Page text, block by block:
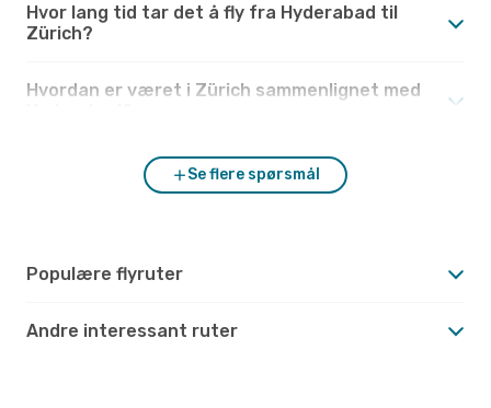
Hvor lang tid tar det å fly fra Hyderabad til
Zürich?
Hvordan er været i Zürich sammenlignet med
Se flere spørsmål
Populære flyruter
Andre interessant ruter